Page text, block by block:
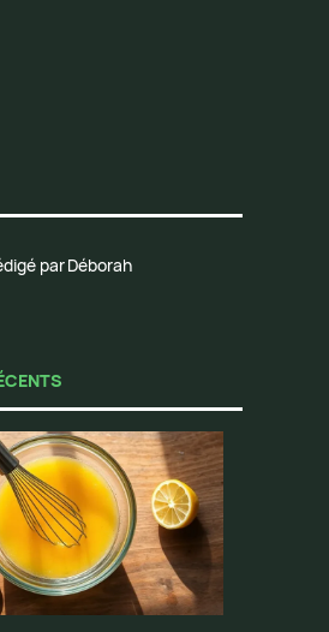
par Déborah